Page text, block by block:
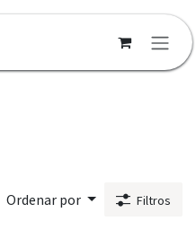
Ordenar por Filtros